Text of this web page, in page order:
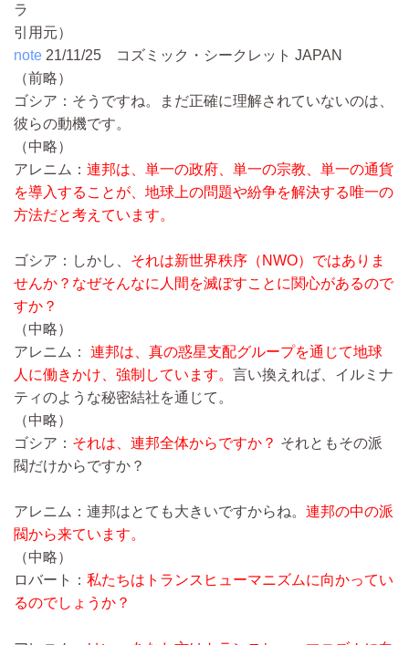
ラ
引用元）
note 21/11/25 コズミック・シークレット JAPAN
（前略）
ゴシア：そうですね。まだ正確に理解されていないのは、
彼らの動機です。
（中略）
アレニム： 連邦は、単一の政府、単一の宗教、単一の通貨
を導入することが、地球上の問題や紛争を解決する唯一の
方法だと考えています。
ゴシア：しかし、 それは新世界秩序（NWO）ではありま
せんか？なぜそんなに人間を滅ぼすことに関心があるので
すか？
（中略）
アレニム： 連邦は、真の惑星支配グループを通じて地球
人に働きかけ、強制しています。 言い換えれば、イルミナ
ティのような秘密結社を通じて。
（中略）
ゴシア： それは、連邦全体からですか？ それともその派
閥だけからですか？
アレニム：連邦はとても大きいですからね。 連邦の中の派
閥から来ています。
（中略）
ロバート： 私たちはトランスヒューマニズムに向かってい
るのでしょうか？